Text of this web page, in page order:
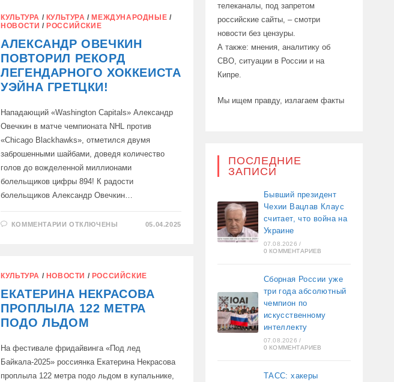
ЛУЧШИМ
СНАЙПЕРОМ
В
НХЛ
КУЛЬТУРА / КУЛЬТУРА /МЕЖДУНАРОДНЫЕ /
НОВОСТИ /РОССИЙСКИЕ
АЛЕКСАНДР ОВЕЧКИН
ПОВТОРИЛ РЕКОРД
ЛЕГЕНДАРНОГО ХОККЕИСТА
УЭЙНА ГРЕТЦКИ!
Нападающий «Washington Capitals» Александр
Овечкин в матче чемпионата NHL против
«Chicago Blackhawks», отметился двумя
заброшенными шайбами, доведя количество
голов до вожделенной миллионами
болельщиков цифры 894! К радости
болельщиков Александр Овечкин…
КОММЕНТАРИИ К
ЛЕГЕНДАРНОГО
ХОККЕИСТА
ГРЕТЦКИ!
ОТКЛЮЧЕНЫ 05.04.2025
КУЛЬТУРА / НОВОСТИ / РОССИЙСКИЕ
ЕКАТЕРИНА НЕКРАСОВА
ПРОПЛЫЛА 122 МЕТРА
ПОДО ЛЬДОМ
На фестивале фридайвинга «Под лед
Байкала-2025» россиянка Екатерина Некрасова
проплыла 122 метра подо льдом в купальнике,
телеканалы, под запретом
российские сайты, – смотри
новости без цензуры.
А также: мнения, аналитику об
СВО, ситуации в России и на
Кипре.
Мы ищем правду, излагаем факты
ПОСЛЕДНИЕ
ЗАПИСИ
Бывший президент
Чехии Вацлав Клаус
считает, что война на
Украине
07.08.2026 /
0 КОММЕНТАРИЕВ
Сборная России уже
три года абсолютный
чемпион по
искусственному
интеллекту
07.08.2026 /
0 КОММЕНТАРИЕВ
ТАСС: хакеры